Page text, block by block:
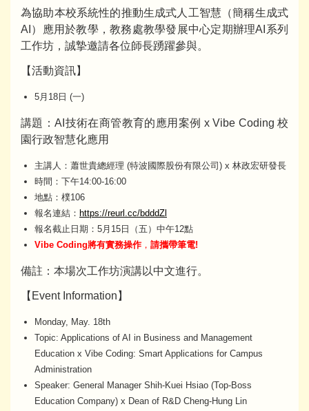
為協助本校系統性的推動生成式人工智慧（簡稱生成式
AI）應用於教學，教務處教學發展中心定期辦理AI系列
工作坊，誠摯邀請各位師長踴躍參與。
【活動資訊】
5月18日 (一)
講題：AI技術在商管教育的應用案例 x Vibe Coding 校
園行政智慧化應用
主講人：蕭世貴總經理 (特波國際股份有限公司) x 林政宏研發長
時間：下午14:00-16:00
地點：樸106
報名連結： https://reurl.cc/bdddZl
報名截止日期：5月15日（五）中午12點
Vibe Coding將有實務操作 ， 請攜帶筆電!
備註：本場次工作坊演講以中文進行。
【Event Information】
Monday, May. 18th
Topic: Applications of AI in Business and Management
Education x Vibe Coding: Smart Applications for Campus
Administration
Speaker: General Manager Shih-Kuei Hsiao (Top-Boss
Education Company) x Dean of R&D Cheng-Hung Lin